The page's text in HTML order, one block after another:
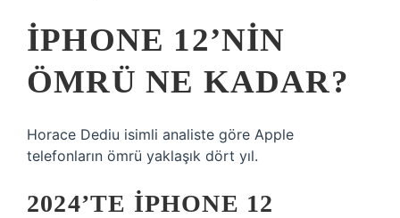
IPHONE 12’NIN
ÖMRÜ NE KADAR?
Horace Dediu isimli analiste göre Apple
telefonların ömrü yaklaşık dört yıl.
2024’TE IPHONE 12